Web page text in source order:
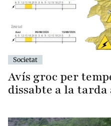
Societat
Avís groc per
dissabte a la